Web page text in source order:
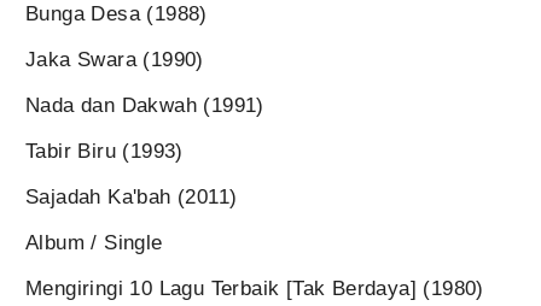
Bunga Desa (1988)
Jaka Swara (1990)
Nada dan Dakwah (1991)
Tabir Biru (1993)
Sajadah Ka'bah (2011)
Album / Single
Mengiringi 10 Lagu Terbaik [Tak Berdaya] (1980)